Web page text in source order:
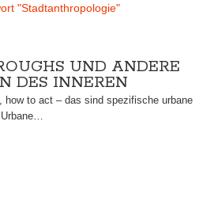
"Stadtanthropologie"
UND ANDERE
DES INNEREN
how to act – das sind spezifische urbane
Urbane…